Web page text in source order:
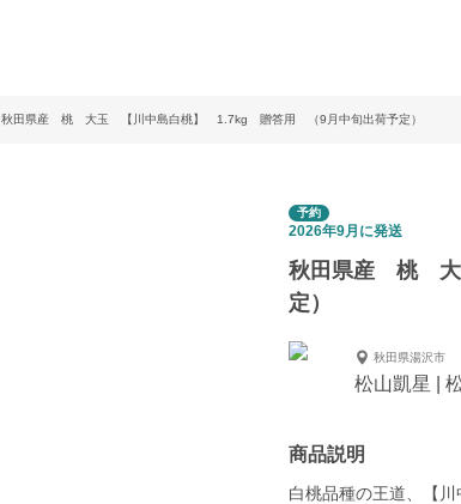
秋田県産 桃 大玉 【川中島白桃】 1.7kg 贈答用 （9月中旬出荷予定）
予約
2026年9月に発送
秋田県産 桃 大
定）
秋田県湯沢市
松山凱星 |
商品説明
白桃品種の王道、【川